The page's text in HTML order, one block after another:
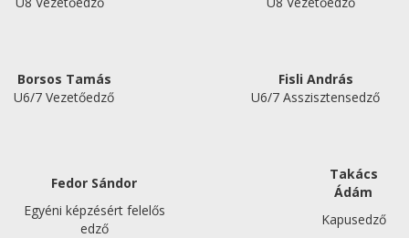
Borsos Tamás
Fisli András
U6/7 Vezetőedző
U6/7 Asszisztensedző
Fedor Sándor
Takács
Ádám
Egyéni képzésért felelős
edző
Kapusedző